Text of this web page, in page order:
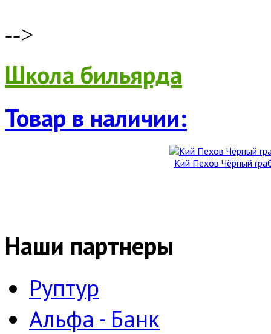
-->
Школа бильярда
Товар в наличии:
Кий Пехов Чёрный
Наши партнеры
Руптур
Альфа - Банк